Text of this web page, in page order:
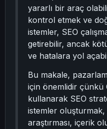
yararlı bir araç
kontrol etmek ve
istemler, SEO
getirebilir, ancak
ve hatalara yol
Bu makale,
için önemlidir çünkü
kullanarak SEO
istemler
araştırması, içerik